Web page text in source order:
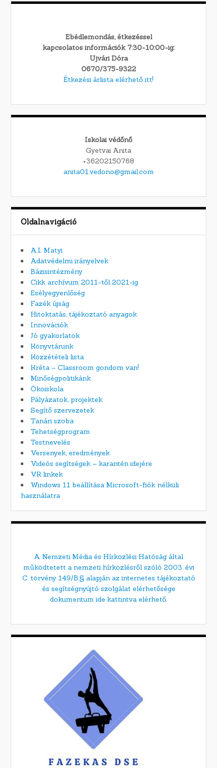
Ebédlemondás, étkezéssel
kapcsolatos információk 7:30-10:00-ig:
Ujvári Dóra
0670/375-9322
Étkezési árlista elérhető itt!
Iskolai védőnő
Gyetvai Anita
+36202150768
anita01.vedono@gmail.com
Oldalnavigáció
A.I. Matyi
Adatvédelmi irányelvek
Bázisintézmény
Cikk archívum 2011-től 2021-ig
Esélyegyenlőség
Fazék újság
Hitoktatás, tájékoztató anyagok
Innovációk
Jó gyakorlatok
Könyvtárunk
Közzétételi lista
Kréta – Classroom gondom van!
Minőségpolitikánk
Ökoiskola
Pályázatok, projektek
Segítő szervezetek
Tanári szoba
Tehetségprogram
Testnevelés
Versenyek, eredmények
Videós segítségek – karantén idejére
VR linkek
Windows 11 beállítása Microsoft-fiók nélküli
használatra
A Nemzeti Média és Hírközlési Hatóság által
működtetett a nemzeti hírközlésről szóló 2003. évi
C. törvény 149/B.§ alapján az internetes tájékoztató
és segítségnyújtó szolgálat elérhetősége
dokumentum ide kattintva elérhető.